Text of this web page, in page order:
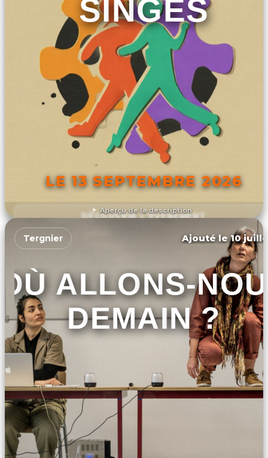
Aperçu de la description
SINGES
LE 13 SEPTEMBRE 2026
DÉCOUVRIR L'ÉVÉNEMENT
Tergnier Ajouté le 10
ALLONS-
DEMAIN ?